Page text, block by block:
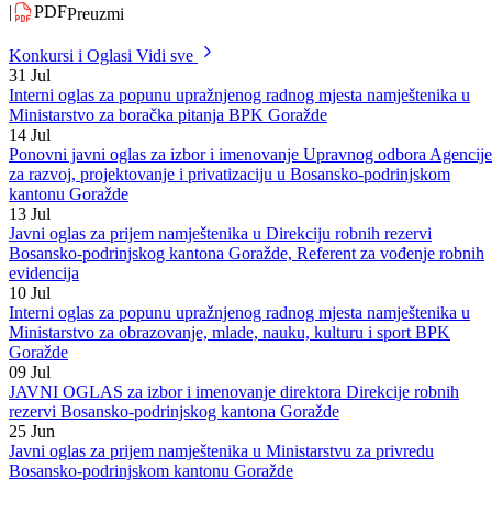
|
PDFPreuzmi
Konkursi i Oglasi Vidi sve
31 Jul
Interni oglas za popunu upražnjenog radnog mjesta namještenika u
Ministarstvo za boračka pitanja BPK Goražde
14 Jul
Ponovni javni oglas za izbor i imenovanje Upravnog odbora Agencije
za razvoj, projektovanje i privatizaciju u Bosansko-podrinjskom
kantonu Goražde
13 Jul
Javni oglas za prijem namještenika u Direkciju robnih rezervi
Bosansko-podrinjskog kantona Goražde, Referent za vođenje robnih
evidencija
10 Jul
Interni oglas za popunu upražnjenog radnog mjesta namještenika u
Ministarstvo za obrazovanje, mlade, nauku, kulturu i sport BPK
Goražde
09 Jul
JAVNI OGLAS za izbor i imenovanje direktora Direkcije robnih
rezervi Bosansko-podrinjskog kantona Goražde
25 Jun
Javni oglas za prijem namještenika u Ministarstvu za privredu
Bosansko-podrinjskom kantonu Goražde